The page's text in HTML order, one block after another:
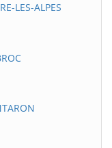
LES-ALPES